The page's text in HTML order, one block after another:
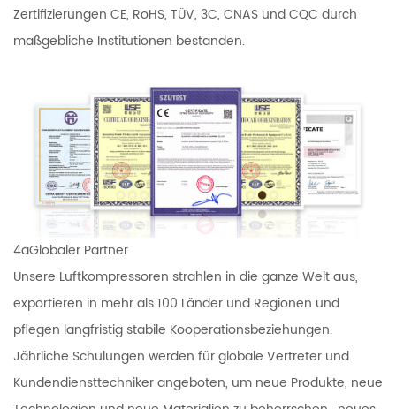
Zertifizierungen CE, RoHS, TÜV, 3C, CNAS und CQC durch
maßgebliche Institutionen bestanden.
4ãGlobaler Partner
Unsere Luftkompressoren strahlen in die ganze Welt aus,
exportieren in mehr als 100 Länder und Regionen und
pflegen langfristig stabile Kooperationsbeziehungen.
Jährliche Schulungen werden für globale Vertreter und
Kundendiensttechniker angeboten, um neue Produkte, neue